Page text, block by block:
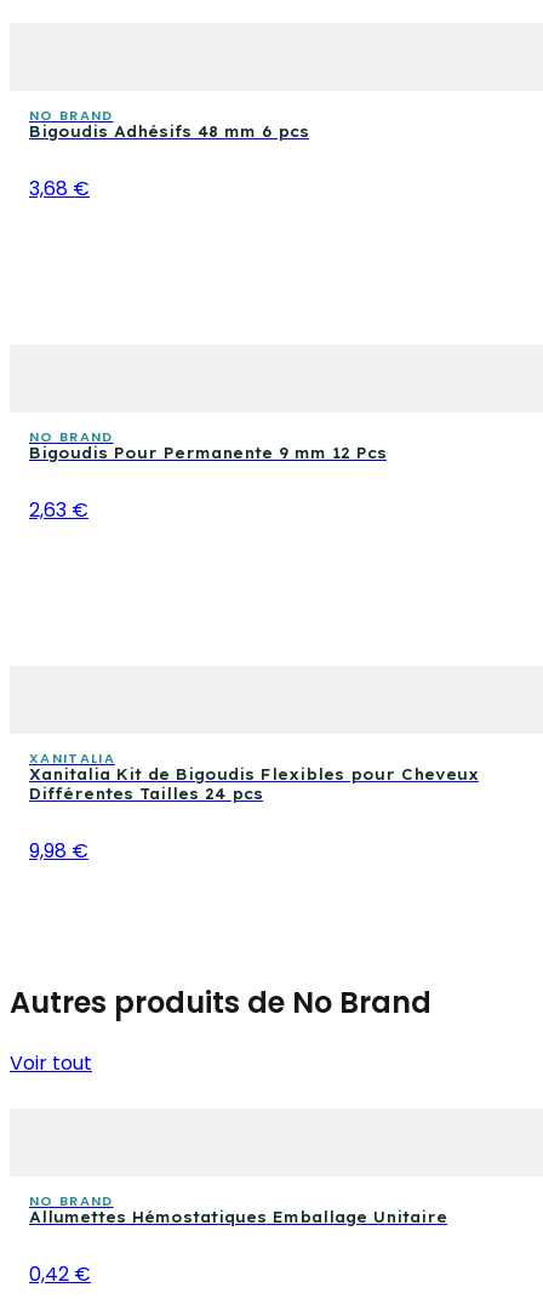
NO BRAND
Bigoudis Adhésifs 48 mm 6 pcs
3,68 €
NO BRAND
Bigoudis Pour Permanente 9 mm 12 Pcs
2,63 €
XANITALIA
Xanitalia Kit de Bigoudis Flexibles pour Cheveux
Différentes Tailles 24 pcs
9,98 €
Autres produits de No Brand
Voir tout
NO BRAND
Allumettes Hémostatiques Emballage Unitaire
0,42 €